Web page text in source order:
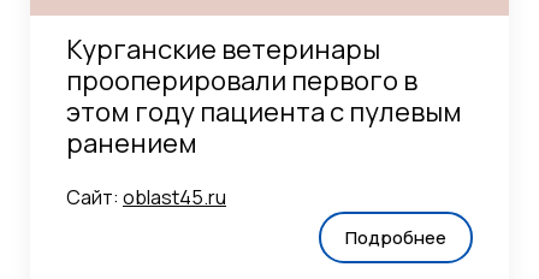
Курганские ветеринары
прооперировали первого в
этом году пациента с пулевым
ранением
Сайт: oblast45.ru
Подробнее